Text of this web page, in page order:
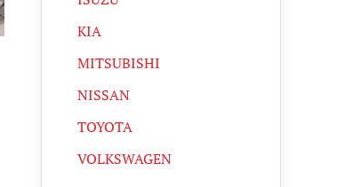
KIA
MITSUBISHI
NISSAN
TOYOTA
VOLKSWAGEN